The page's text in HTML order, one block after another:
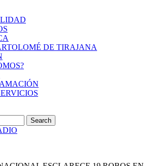
DE TIRAJANA